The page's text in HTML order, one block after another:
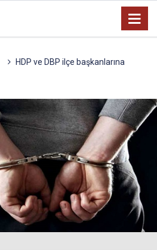
HDP ve DBP ilçe başkanlarına